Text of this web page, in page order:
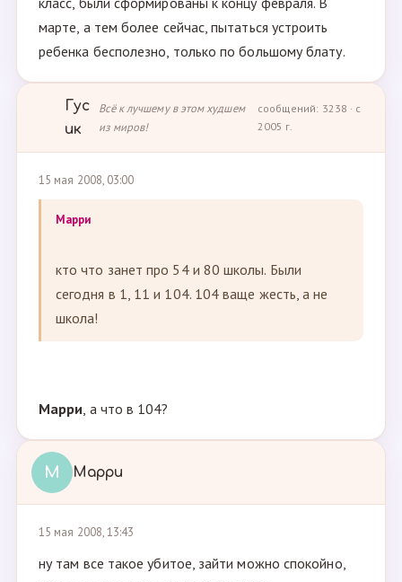
марте, а тем более сейчас, пытаться устроить
ребенка бесполезно, только по большому блату.
Гус
ик
Всё к лучшему в этом худшем
из миров!
сообщений: 3238 · с
2005 г.
15 мая 2008, 03:00
Марри
кто что занет про 54 и 80 школы. Были
сегодня в 1, 11 и 104. 104 ваще жесть, а не
школа!
Марри, а что в 104?
М Марри
15 мая 2008, 13:43
ну там все такое убитое, зайти можно спокойно,